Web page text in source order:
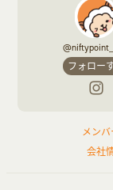
フォロー
メン
会社